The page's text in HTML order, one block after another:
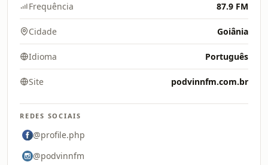
Frequência 87.9 FM
Cidade Goiânia
Idioma Português
Site podvinnfm.com.br
REDES SOCIAIS
@profile.php
@podvinnfm